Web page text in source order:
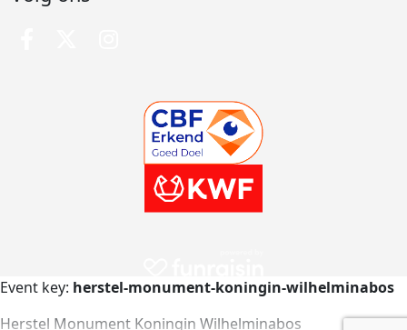
Event key: herstel-monument-koningin-wilhelminabos
Herstel Monument Koningin Wilhelminabos